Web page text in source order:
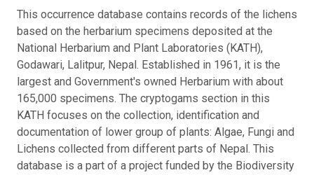
This occurrence database contains records of the lichens
based on the herbarium specimens deposited at the
National Herbarium and Plant Laboratories (KATH),
Godawari, Lalitpur, Nepal. Established in 1961, it is the
largest and Government's owned Herbarium with about
165,000 specimens. The cryptogams section in this
KATH focuses on the collection, identification and
documentation of lower group of plants: Algae, Fungi and
Lichens collected from different parts of Nepal. This
database is a part of a project funded by the Biodiversity